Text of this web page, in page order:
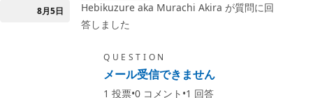
8月5日
Hebikuzure aka Murachi Akira が質問に回
答しました
QUESTION
メール受信できません
1 投票 0 コメント 1 回答